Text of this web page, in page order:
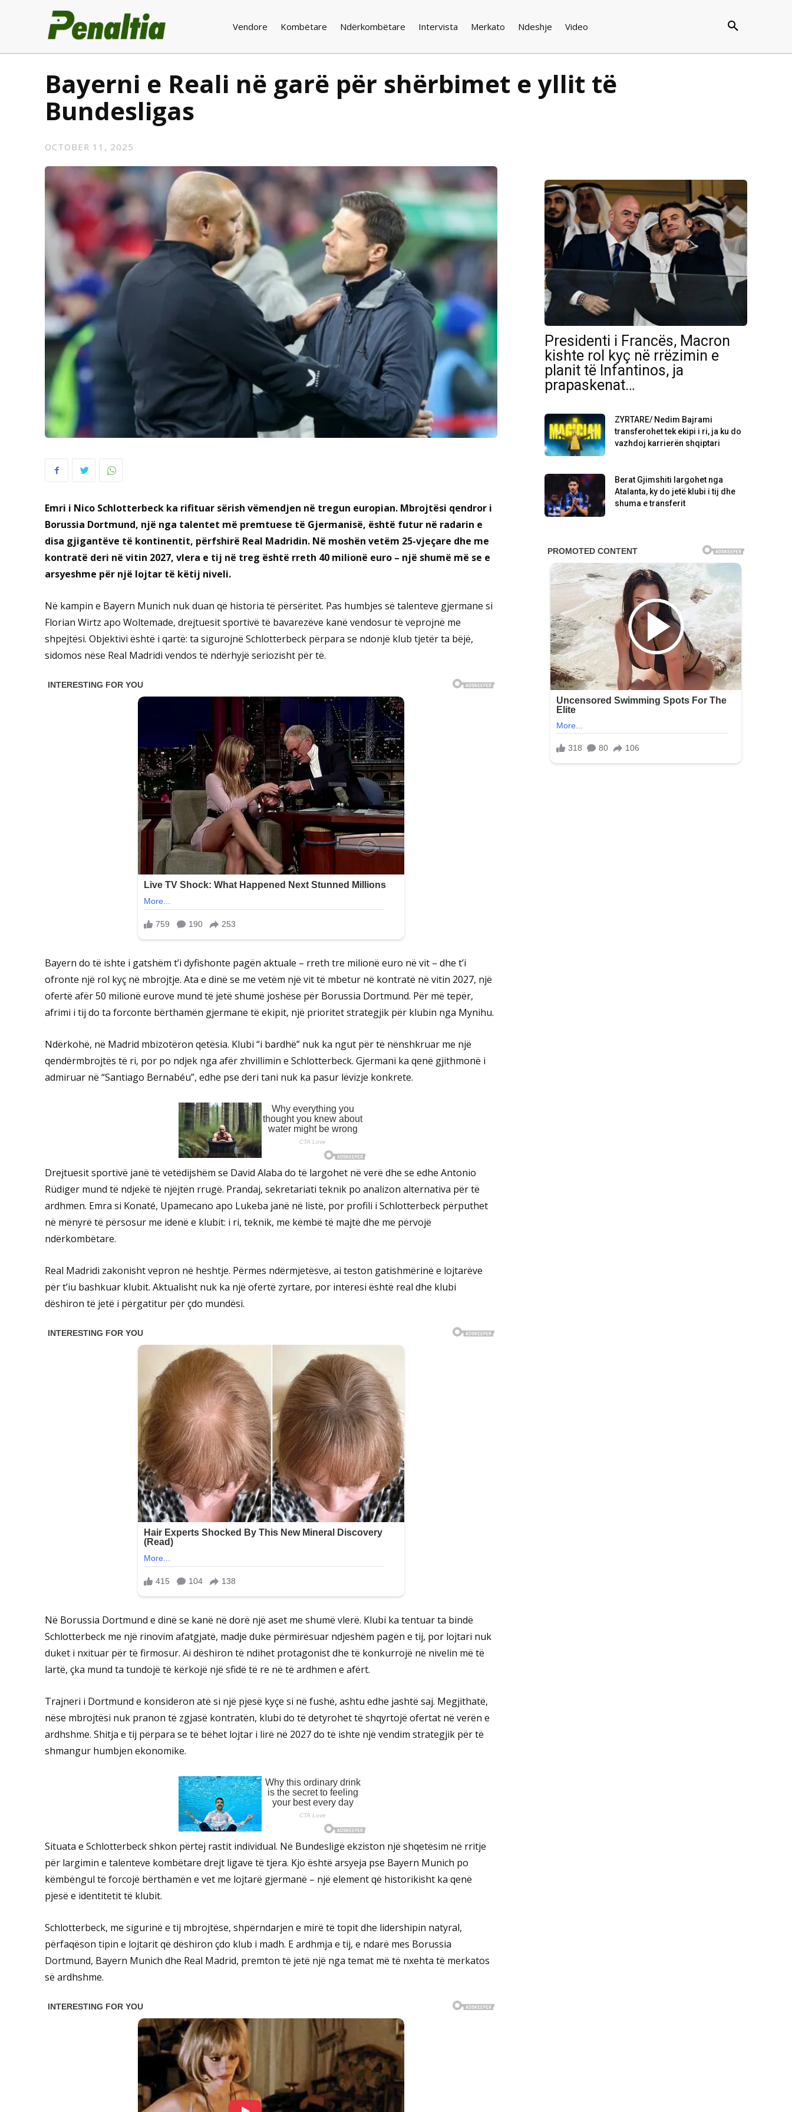
Vendore Kombëtare Ndërkombëtare Intervista Merkato Ndeshje Video
Bayerni e Reali në garë për shërbimet e yllit të
Bundesligas
OCTOBER 11, 2025
Emri i Nico Schlotterbeck ka rifituar sërish vëmendjen në tregun europian. Mbrojtësi qendror i
Borussia Dortmund, një nga talentet më premtuese të Gjermanisë, është futur në radarin e
disa gjigantëve të kontinentit, përfshirë Real Madridin. Në moshën vetëm 25-vjeçare dhe me
kontratë deri në vitin 2027, vlera e tij në treg është rreth 40 milionë euro – një shumë më se e
arsyeshme për një lojtar të këtij niveli.
Në kampin e Bayern Munich nuk duan që historia të përsëritet. Pas humbjes së talenteve gjermane si
Florian Wirtz apo Woltemade, drejtuesit sportivë të bavarezëve kanë vendosur të veprojnë me
shpejtësi. Objektivi është i qartë: ta sigurojnë Schlotterbeck përpara se ndonjë klub tjetër ta bëjë,
sidomos nëse Real Madridi vendos të ndërhyjë seriozisht për të.
Bayern do të ishte i gatshëm t’i dyfishonte pagën aktuale – rreth tre milionë euro në vit – dhe t’i
ofronte një rol kyç në mbrojtje. Ata e dinë se me vetëm një vit të mbetur në kontratë në vitin 2027, një
ofertë afër 50 milionë eurove mund të jetë shumë joshëse për Borussia Dortmund. Për më tepër,
afrimi i tij do ta forconte bërthamën gjermane të ekipit, një prioritet strategjik për klubin nga Mynihu.
Ndërkohë, në Madrid mbizotëron qetësia. Klubi “i bardhë” nuk ka ngut për të nënshkruar me një
qendërmbrojtës të ri, por po ndjek nga afër zhvillimin e Schlotterbeck. Gjermani ka qenë gjithmonë i
admiruar në “Santiago Bernabéu”, edhe pse deri tani nuk ka pasur lëvizje konkrete.
Drejtuesit sportivë janë të vetëdijshëm se David Alaba do të largohet në verë dhe se edhe Antonio
Rüdiger mund të ndjekë të njëjtën rrugë. Prandaj, sekretariati teknik po analizon alternativa për të
ardhmen. Emra si Konaté, Upamecano apo Lukeba janë në listë, por profili i Schlotterbeck përputhet
në mënyrë të përsosur me idenë e klubit: i ri, teknik, me këmbë të majtë dhe me përvojë
ndërkombëtare.
Real Madridi zakonisht vepron në heshtje. Përmes ndërmjetësve, ai teston gatishmërinë e lojtarëve
për t’iu bashkuar klubit. Aktualisht nuk ka një ofertë zyrtare, por interesi është real dhe klubi
dëshiron të jetë i përgatitur për çdo mundësi.
Në Borussia Dortmund e dinë se kanë në dorë një aset me shumë vlerë. Klubi ka tentuar ta bindë
Schlotterbeck me një rinovim afatgjatë, madje duke përmirësuar ndjeshëm pagën e tij, por lojtari nuk
duket i nxituar për të firmosur. Ai dëshiron të ndihet protagonist dhe të konkurrojë në nivelin më të
lartë, çka mund ta tundojë të kërkojë një sfidë të re në të ardhmen e afërt.
Trajneri i Dortmund e konsideron atë si një pjesë kyçe si në fushë, ashtu edhe jashtë saj. Megjithatë,
nëse mbrojtësi nuk pranon të zgjasë kontratën, klubi do të detyrohet të shqyrtojë ofertat në verën e
ardhshme. Shitja e tij përpara se të bëhet lojtar i lirë në 2027 do të ishte një vendim strategjik për të
shmangur humbjen ekonomike.
Situata e Schlotterbeck shkon përtej rastit individual. Në Bundesligë ekziston një shqetësim në rritje
për largimin e talenteve kombëtare drejt ligave të tjera. Kjo është arsyeja pse Bayern Munich po
këmbëngul të forcojë bërthamën e vet me lojtarë gjermanë – një element që historikisht ka qenë
pjesë e identitetit të klubit.
Schlotterbeck, me sigurinë e tij mbrojtëse, shpërndarjen e mirë të topit dhe lidershipin natyral,
përfaqëson tipin e lojtarit që dëshiron çdo klub i madh. E ardhmja e tij, e ndarë mes Borussia
Dortmund, Bayern Munich dhe Real Madrid, premton të jetë një nga temat më të nxehta të merkatos
së ardhshme.
Presidenti i Francës, Macron
kishte rol kyç në rrëzimin e
planit të Infantinos, ja
prapaskenat…
ZYRTARE/ Nedim Bajrami
transferohet tek ekipi i ri, ja ku do
vazhdoj karrierën shqiptari
Berat Gjimshiti largohet nga
Atalanta, ky do jetë klubi i tij dhe
shuma e transferit